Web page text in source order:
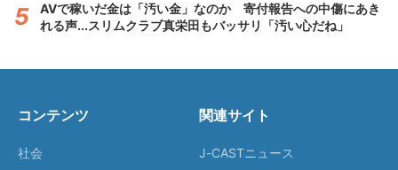
AVで稼いだ金は「汚い金」なのか 寄付報告への中傷にあき
れる声...スリムクラブ真栄田もバッサリ「汚い心だね」
コンテンツ
社会
関連サイト
J-CASTニュース